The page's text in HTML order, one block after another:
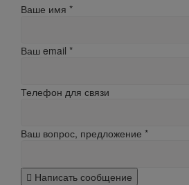
Ваше имя *
Ваш email *
Телефон для связи
Ваш вопрос, предложение *
Написать сообщение